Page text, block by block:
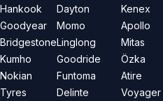
Hankook
Goodyear
Bridgestone
Kumho
Nokian
Tyres
Dayton
Momo
Linglong
Goodride
Funtoma
Delinte
Kenex
Apollo
Mitas
Özka
Atire
Voyager